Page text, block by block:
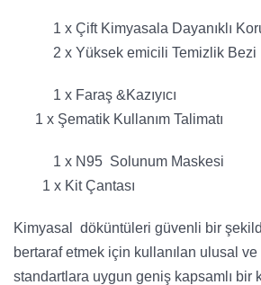
1 x Çift Kimyasala Dayanıklı
2 x Yüksek emicili Temizlik Bezi
1 x Faraş
1 x Şematik Kullanım Talimatı
1 x N95
1 x Kit Çantası
Kimyasal döküntüleri güvenli bir
bertaraf etmek için kullanılan ulusal ve
standartlara uygun geniş kapsamlı bir